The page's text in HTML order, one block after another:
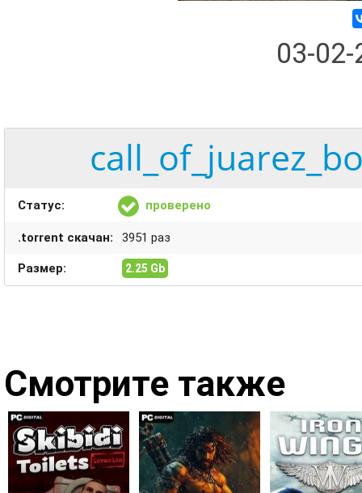
03-
Статус: проверено
.torrent скачан: 3951 раз
Размер: 2.25 Gb
Смотрите также